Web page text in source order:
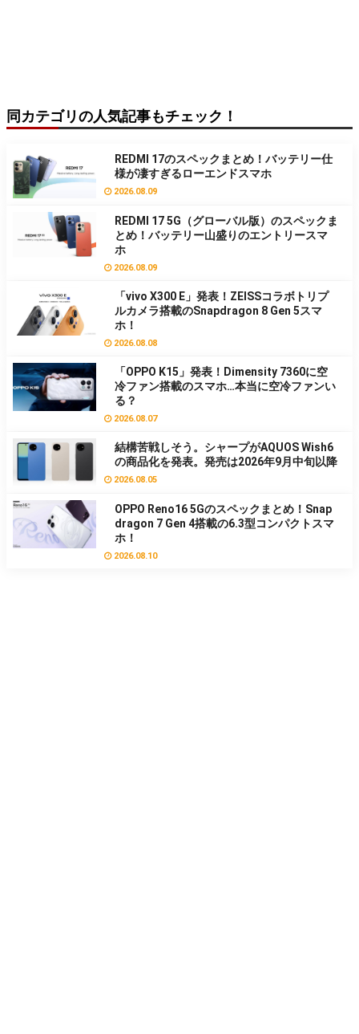
同カテゴリの人気記事もチェック！
REDMI 17のスペックまとめ！バッテリー仕
様が凄すぎるローエンドスマホ
2026.08.09
REDMI 17 5G（グローバル版）のスペックま
とめ！バッテリー山盛りのエントリースマ
ホ
2026.08.09
「vivo X300 E」発表！ZEISSコラボトリプ
ルカメラ搭載のSnapdragon 8 Gen 5スマ
ホ！
2026.08.08
「OPPO K15」発表！Dimensity 7360に空
冷ファン搭載のスマホ…本当に空冷ファンい
る？
2026.08.07
結構苦戦しそう。シャープがAQUOS Wish6
の商品化を発表。発売は2026年9月中旬以降
2026.08.05
OPPO Reno16 5Gのスペックまとめ！Snap
dragon 7 Gen 4搭載の6.3型コンパクトスマ
ホ！
2026.08.10